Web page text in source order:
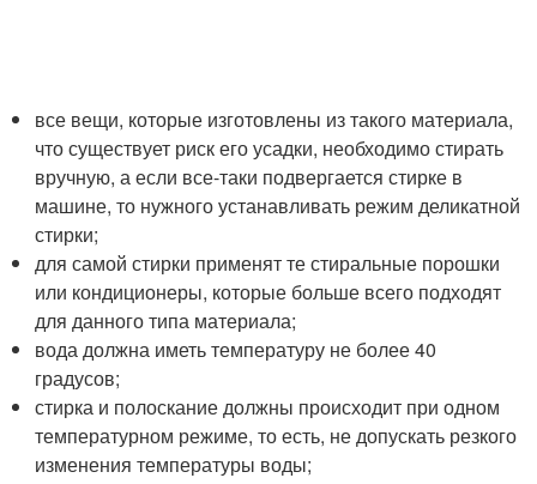
все вещи, которые изготовлены из такого материала,
что существует риск его усадки, необходимо стирать
вручную, а если все-таки подвергается стирке в
машине, то нужного устанавливать режим деликатной
стирки;
для самой стирки применят те стиральные порошки
или кондиционеры, которые больше всего подходят
для данного типа материала;
вода должна иметь температуру не более 40
градусов;
стирка и полоскание должны происходит при одном
температурном режиме, то есть, не допускать резкого
изменения температуры воды;